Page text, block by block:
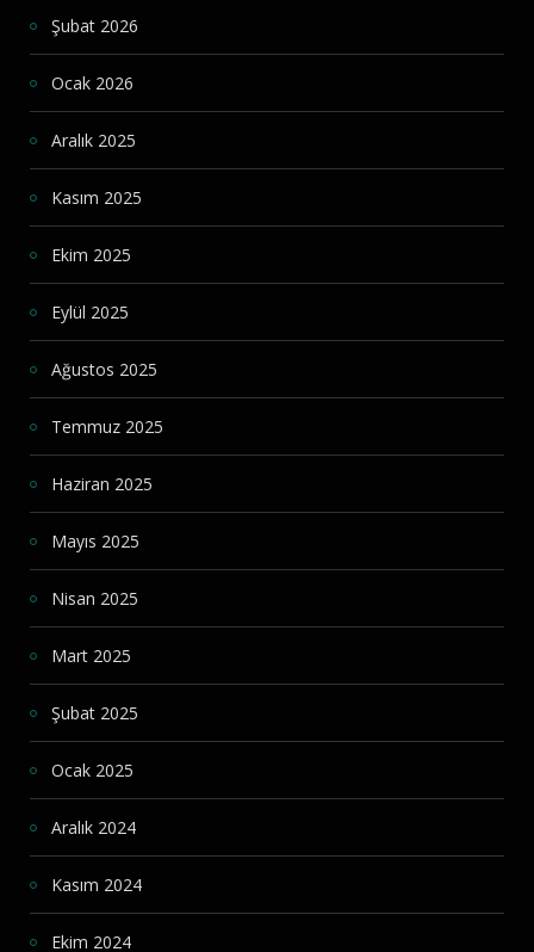
Şubat 2026
Ocak 2026
Aralık 2025
Kasım 2025
Ekim 2025
Eylül 2025
Ağustos 2025
Temmuz 2025
Haziran 2025
Mayıs 2025
Nisan 2025
Mart 2025
Şubat 2025
Ocak 2025
Aralık 2024
Kasım 2024
Ekim 2024